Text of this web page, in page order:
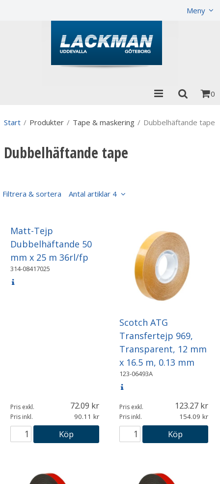
Meny
0
Start / Produkter / Tape & maskering / Dubbelhäftande tape
Dubbelhäftande tape
Filtrera & sortera Antal artiklar 4
Matt-Tejp
Dubbelhäftande 50
mm x 25 m 36rl/fp
314-08417025
Pris exkl. 72.09
Pris inkl. 90.11
Köp
Scotch ATG
Transfertejp 969,
Transparent, 12 mm
x 16.5 m, 0.13 mm
123-06493A
Pris exkl. 123.27
Pris inkl. 154.09
Köp